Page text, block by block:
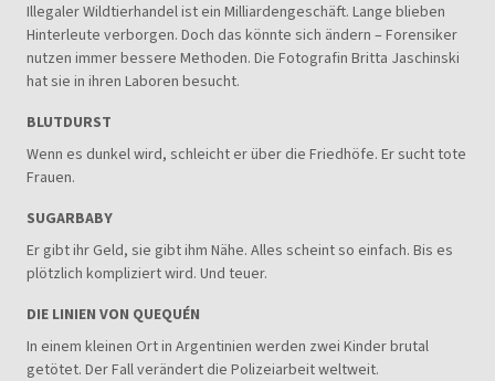
Illegaler Wildtierhandel ist ein Milliardengeschäft. Lange blieben
Hinterleute verborgen. Doch das könnte sich ändern – Forensiker
nutzen immer bessere Methoden. Die Fotografin Britta Jaschinski
hat sie in ihren Laboren besucht.
BLUTDURST
Wenn es dunkel wird, schleicht er über die Friedhöfe. Er sucht tote
Frauen.
SUGARBABY
Er gibt ihr Geld, sie gibt ihm Nähe. Alles scheint so einfach. Bis es
plötzlich kompliziert wird. Und teuer.
DIE LINIEN VON QUEQUÉN
In einem kleinen Ort in Argentinien werden zwei Kinder brutal
getötet. Der Fall verändert die Polizeiarbeit weltweit.